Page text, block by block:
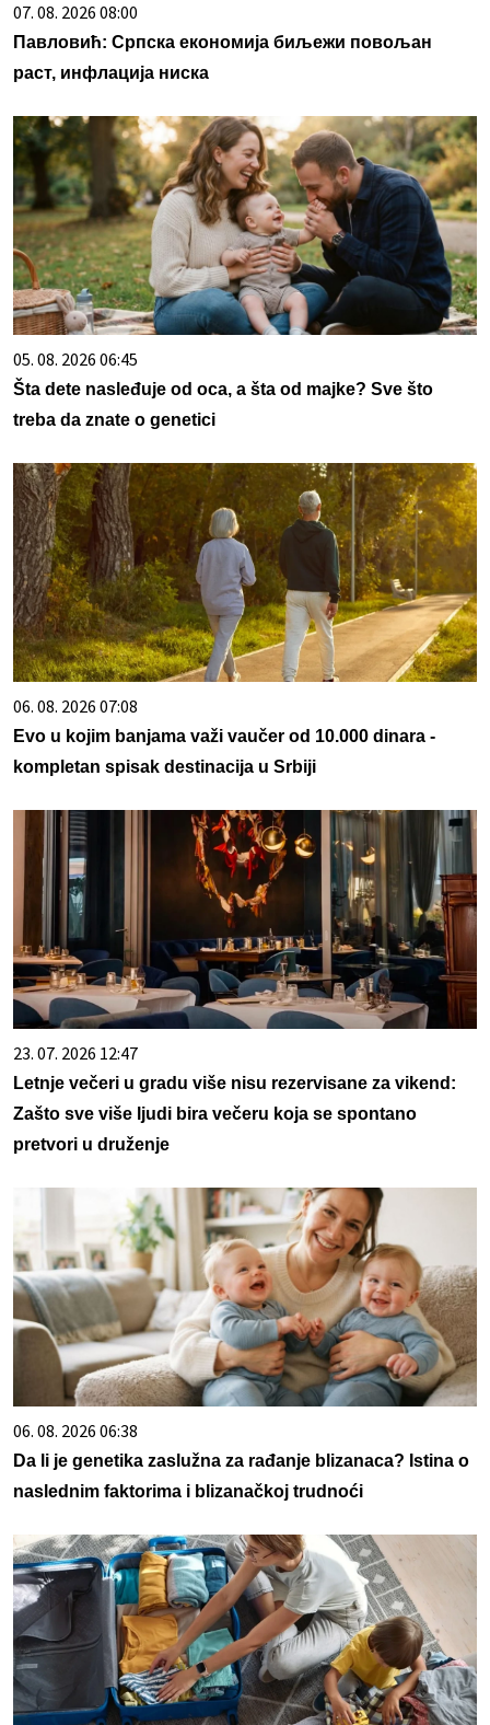
07. 08. 2026 08:00
Павловић: Српска економија биљежи повољан
раст, инфлација ниска
05. 08. 2026 06:45
Šta dete nasleđuje od oca, a šta od majke? Sve što
treba da znate o genetici
06. 08. 2026 07:08
Evo u kojim banjama važi vaučer od 10.000 dinara -
kompletan spisak destinacija u Srbiji
23. 07. 2026 12:47
Letnje večeri u gradu više nisu rezervisane za vikend:
Zašto sve više ljudi bira večeru koja se spontano
pretvori u druženje
06. 08. 2026 06:38
Da li je genetika zaslužna za rađanje blizanaca? Istina o
naslednim faktorima i blizanačkoj trudnoći